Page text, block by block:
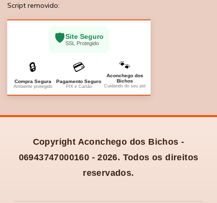
Script removido:
🛡️Site Seguro
SSL Protegido
🔒
Compra Segura
Ambiente protegido
💳
Pagamento Seguro
PIX e Cartão
🐾
Aconchego dos
Bichos
Cuidando do seu pet
Copyright Aconchego dos Bichos -
06943747000160 - 2026. Todos os direitos
reservados.